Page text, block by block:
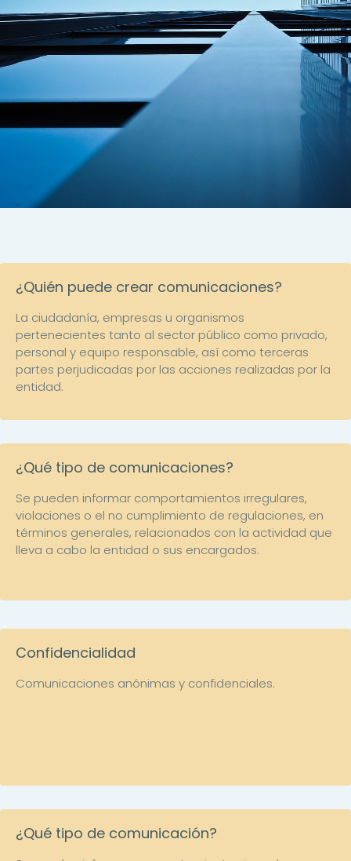
¿Quién puede crear comunicaciones?
La ciudadanía, empresas u organismos
pertenecientes tanto al sector público como privado,
personal y equipo responsable, así como terceras
partes perjudicadas por las acciones realizadas por la
entidad.
¿Qué tipo de comunicaciones?
Se pueden informar comportamientos irregulares,
violaciones o el no cumplimiento de regulaciones, en
términos generales, relacionados con la actividad que
lleva a cabo la entidad o sus encargados.
Confidencialidad
Comunicaciones anónimas y confidenciales.
¿Qué tipo de comunicación?